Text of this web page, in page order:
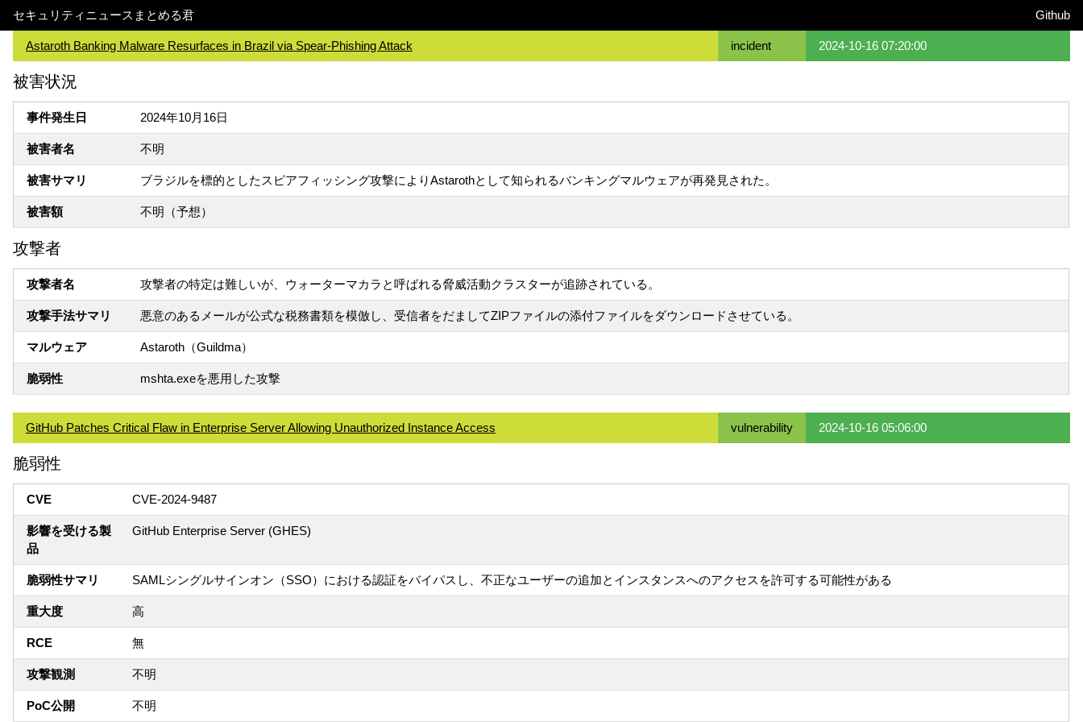
セキュリティニュースまとめる君 Github
Astaroth Banking Malware Resurfaces in Brazil via Spear-Phishing Attack incident 2024-10-16 07:20:00
被害状況
事件発生日 2024年10月16日
被害者名 不明
被害サマリ ブラジルを標的としたスピアフィッシング攻撃によりAstarothとして知られるバンキングマルウェアが再発見された。
被害額 不明（予想）
攻撃者
攻撃者名 攻撃者の特定は難しいが、ウォーターマカラと呼ばれる脅威活動クラスターが追跡されている。
攻撃手法サマリ 悪意のあるメールが公式な税務書類を模倣し、受信者をだましてZIPファイルの添付ファイルをダウンロードさせている。
マルウェア Astaroth（Guildma）
脆弱性 mshta.exeを悪用した攻撃
GitHub Patches Critical Flaw in Enterprise Server Allowing Unauthorized Instance Access vulnerability 2024-10-16 05:06:00
脆弱性
CVE CVE-2024-9487
影響を受ける製
品
GitHub Enterprise Server (GHES)
脆弱性サマリ SAMLシングルサインオン（SSO）における認証をバイパスし、不正なユーザーの追加とインスタンスへのアクセスを許可する可能性がある
重大度 高
RCE 無
攻撃観測 不明
PoC公開 不明